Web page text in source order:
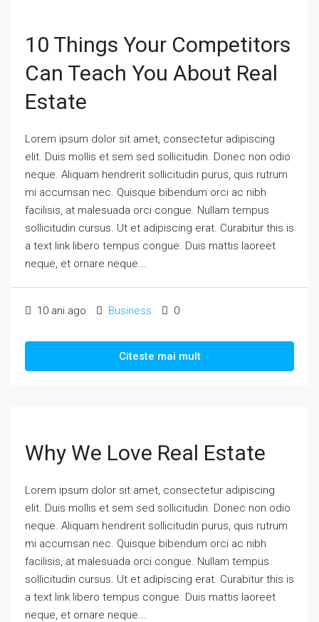
10 Things Your Competitors
Can Teach You About Real
Estate
Lorem ipsum dolor sit amet, consectetur adipiscing
elit. Duis mollis et sem sed sollicitudin. Donec non odio
neque. Aliquam hendrerit sollicitudin purus, quis rutrum
mi accumsan nec. Quisque bibendum orci ac nibh
facilisis, at malesuada orci congue. Nullam tempus
sollicitudin cursus. Ut et adipiscing erat. Curabitur this is
a text link libero tempus congue. Duis mattis laoreet
neque, et ornare neque...
10 ani ago Business 0
Citeste mai mult
Why We Love Real Estate
Lorem ipsum dolor sit amet, consectetur adipiscing
elit. Duis mollis et sem sed sollicitudin. Donec non odio
neque. Aliquam hendrerit sollicitudin purus, quis rutrum
mi accumsan nec. Quisque bibendum orci ac nibh
facilisis, at malesuada orci congue. Nullam tempus
sollicitudin cursus. Ut et adipiscing erat. Curabitur this is
a text link libero tempus congue. Duis mattis laoreet
neque, et ornare neque...